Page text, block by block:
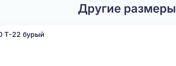
Другие размеры
Т-22 бурый